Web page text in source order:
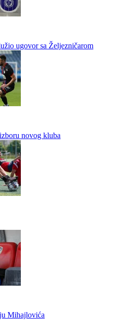
ugovor sa Željezničarom
novog kluba